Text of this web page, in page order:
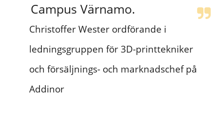
Campus Värnamo.
Christoffer Wester ordförande i
ledningsgruppen för 3D-printtekniker
och försäljnings- och marknadschef på
Addinor